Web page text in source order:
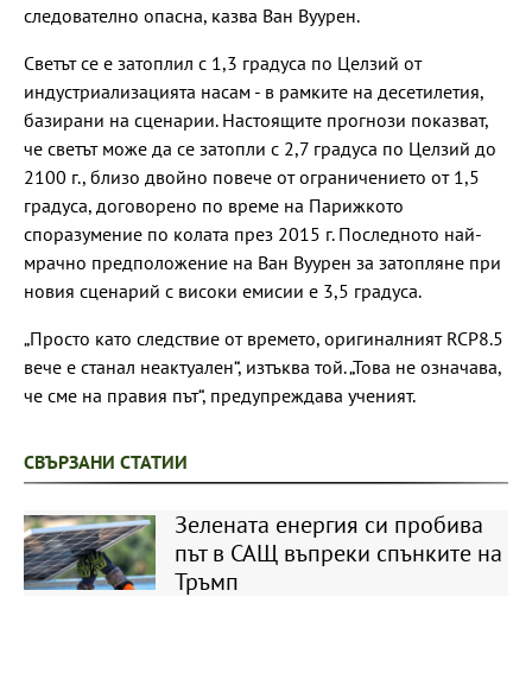
следователно опасна, казва Ван Вуурен.
Светът се е затоплил с 1,3 градуса по Целзий от
индустриализацията насам - в рамките на десетилетия,
базирани на сценарии. Настоящите прогнози показват,
че светът може да се затопли с 2,7 градуса по Целзий до
2100 г., близо двойно повече от ограничението от 1,5
градуса, договорено по време на Парижкото
споразумение по колата през 2015 г. Последното най-
мрачно предположение на Ван Вуурен за затопляне при
новия сценарий с високи емисии е 3,5 градуса.
„Просто като следствие от времето, оригиналният RCP8.5
вече е станал неактуален“, изтъква той. „Това не означава,
че сме на правия път“, предупреждава ученият.
СВЪРЗАНИ СТАТИИ
Зелената енергия си пробива
път в САЩ въпреки спънките на
Тръмп